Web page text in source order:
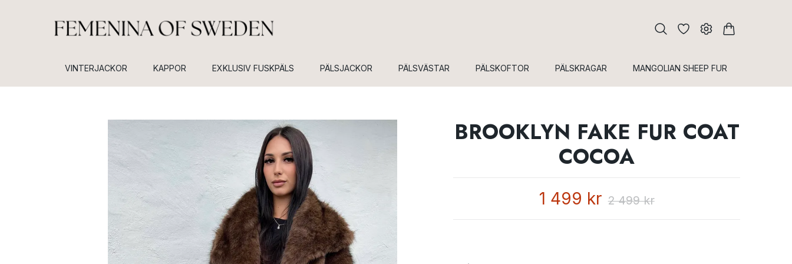
VINTERJACKOR KAPPOR EXKLUSIV FUSKPÄLS PÄLSJACKOR PÄLSVÄSTAR PÄLSKOFTOR PÄLSKRAGAR MANGOLIAN SHEEP FUR
BROOKLYN FAKE FUR COAT
COCOA
1 499 kr 2 499 kr